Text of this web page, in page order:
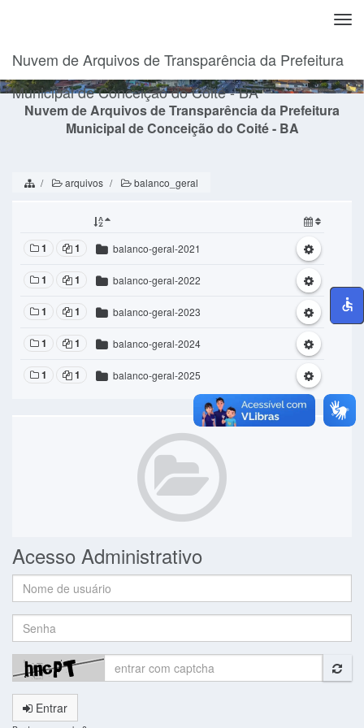
Nuvem de Arquivos de Transparência da Prefeitura
Municipal de Conceição do Coité - BA
Nuvem de Arquivos de Transparência da Prefeitura
Municipal de Conceição do Coité - BA
arquivos balanco_geral
1 1 balanco-geral-2021
1 1 balanco-geral-2022
1 1 balanco-geral-2023
1 1 balanco-geral-2024
1 1 balanco-geral-2025
Acesso Administrativo
Nome
Senha:
Entrar